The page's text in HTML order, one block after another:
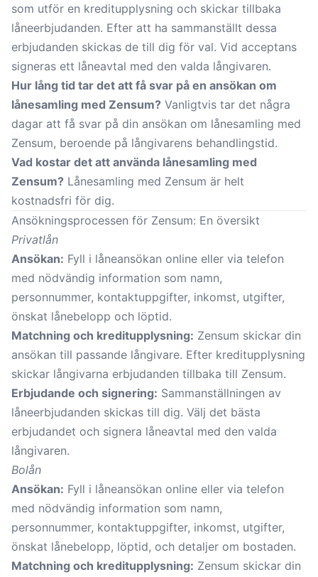
som utför en kreditupplysning och skickar tillbaka
låneerbjudanden. Efter att ha sammanställt dessa
erbjudanden skickas de till dig för val. Vid acceptans
signeras ett låneavtal med den valda långivaren.
Hur lång tid tar det att få svar på en ansökan om
lånesamling med Zensum? Vanligtvis tar det några
dagar att få svar på din ansökan om lånesamling med
Zensum, beroende på långivarens behandlingstid.
Vad kostar det att använda lånesamling med
Zensum? Lånesamling med Zensum är helt
kostnadsfri för dig.
Ansökningsprocessen för Zensum: En översikt
Privatlån
Ansökan: Fyll i låneansökan online eller via telefon
med nödvändig information som namn,
personnummer, kontaktuppgifter, inkomst, utgifter,
önskat lånebelopp och löptid.
Matchning och kreditupplysning: Zensum skickar din
ansökan till passande långivare. Efter kreditupplysning
skickar långivarna erbjudanden tillbaka till Zensum.
Erbjudande och signering: Sammanställningen av
låneerbjudanden skickas till dig. Välj det bästa
erbjudandet och signera låneavtal med den valda
långivaren.
Bolån
Ansökan: Fyll i låneansökan online eller via telefon
med nödvändig information som namn,
personnummer, kontaktuppgifter, inkomst, utgifter,
önskat lånebelopp, löptid, och detaljer om bostaden.
Matchning och kreditupplysning: Zensum skickar din